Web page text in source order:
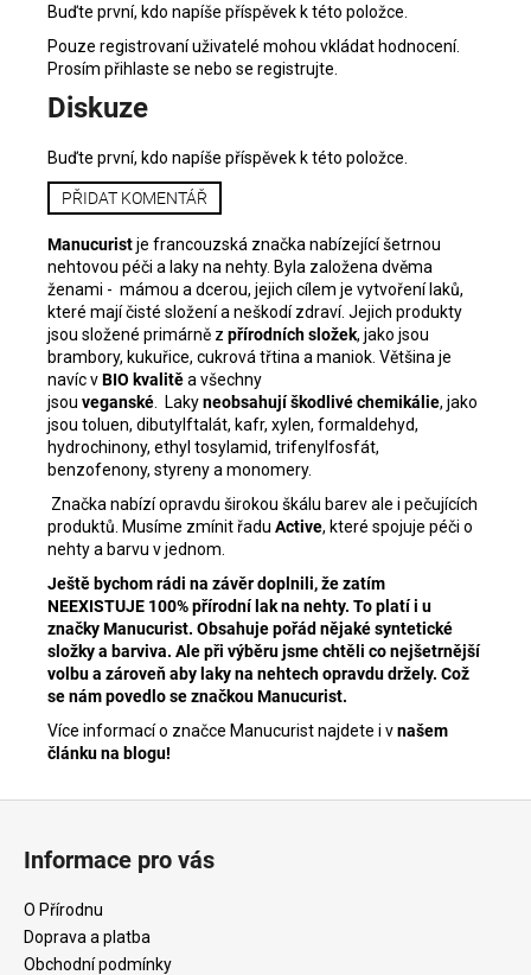
Buďte první, kdo napíše příspěvek k této položce.
Pouze registrovaní uživatelé mohou vkládat hodnocení.
Prosím přihlaste se nebo se registrujte
Diskuze
Buďte první, kdo napíše příspěvek k této položce.
PŘIDAT KOMENTÁŘ
Manucuristje francouzská značka nabízející šetrnou
nehtovou péči a laky na nehty. Byla založena dvěma
ženami - mámou a dcerou, jejich cílem je vytvoření laků,
které mají čisté složení a neškodí zdraví. Jejich produkty
jsou složené primárně z přírodních složek, jako jsou
brambory, kukuřice, cukrová třtina a maniok. Většina je
navíc vBIO kvalitěa všechny
jsou veganské Lakyneobsahují škodlivé chemikálie, jako
jsou toluen, dibutylftalát, kafr, xylen, formaldehyd,
hydrochinony, ethyl tosylamid, trifenylfosfát,
benzofenony, styreny a monomery.
Značka nabízí opravdu širokou škálu barev ale i pečujících
produktů. Musíme zmínit řadu Active, které spojuje péči o
nehty a barvu v jednom.
Ještě bychom rádi na závěr doplnili, že zatím
NEEXISTUJE 100% přírodní lak na nehty. To platí i u
značky Manucurist. Obsahuje pořád nějaké syntetické
složky a barviva. Ale při výběru jsme chtěli co nejšetrnější
volbu a zároveň aby laky na nehtech opravdu držely. Což
se nám povedlo se značkou Manucurist.
Více informací o značce Manucurist najdete i vnašem
článku na blogu!
Informace pro vás
O Přírodnu
Doprava a platba
Obchodní podmínky